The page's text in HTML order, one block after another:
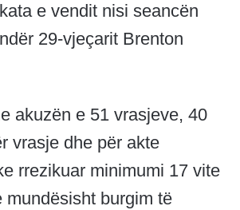
e vendit nisi seancën
29-vjeçarit Brenton
akuzën e 51 vrasjeve, 40
vrasje dhe për akte
rrezikuar minimumi 17 vite
mundësisht burgim të